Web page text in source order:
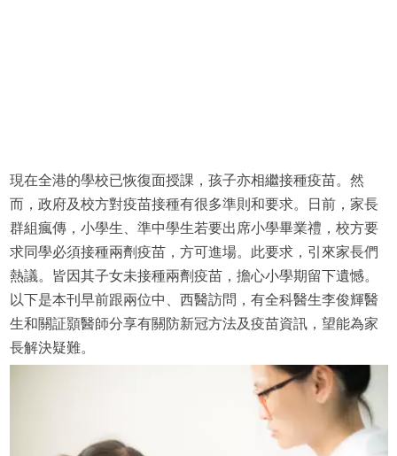
現在全港的學校已恢復面授課，孩子亦相繼接種疫苗。然
而，政府及校方對疫苗接種有很多準則和要求。日前，家長
群組瘋傳，小學生、準中學生若要出席小學畢業禮，校方要
求同學必須接種兩劑疫苗，方可進場。此要求，引來家長們
熱議。皆因其子女未接種兩劑疫苗，擔心小學期留下遺憾。
以下是本刊早前跟兩位中、西醫訪問，有全科醫生李俊輝醫
生和關証顥醫師分享有關防新冠方法及疫苗資訊，望能為家
長解決疑難。